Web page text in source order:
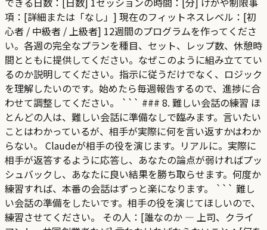
項：[詳細または「なし」] 現在のフィットネスレベル：[初
心者 / 中級者 / 上級者] 12週間のプログラムを作ってくださ
い。各週の完全なプランを種目、セット、レップ数、休憩時
間とともに提供してください。なぜこのように組み立ててい
るのか説明してください。指示に従うだけでなく、ロジック
を理解したいのです。始めたら毎週報告するので、進捗に合
わせて調整してください。 ``` ### 8. 難しい会話の練習 ほ
とんどの人は、難しい会話に準備なしで臨みます。言いたい
ことはわかっているが、相手が実際に何を言い返すかはわか
らない。 Claudeが相手の役を演じます。リアルに。実際に
相手が返答するように応答し、あなたの論点が弱ければプッ
シュバックし、あなたに良い結果を勝ち取らせます。何度か
練習すれば、本番の会話はずっと楽になります。 ``` 難し
い会話の準備をしたいです。相手の役を演じてほしいので、
練習させてください。 その人：[誰なのか — 上司、クライ